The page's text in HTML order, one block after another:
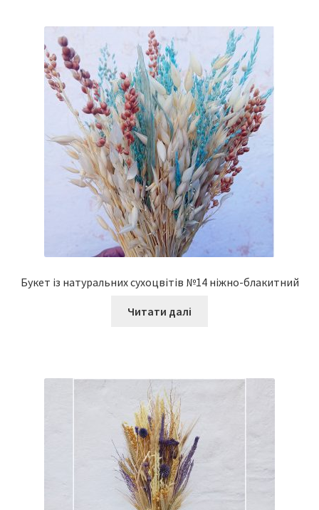
Букет із натуральних сухоцвітів №14 ніжно-блакитний
Читати далі